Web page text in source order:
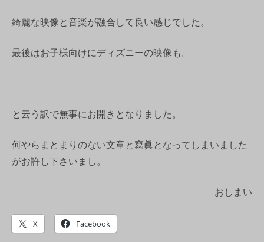
綺麗な映像と音楽が融合して良い感じでした。
最後はお子様向けにディズニーの映像も。
と云う訳で無事にお開きとなりました。
何やらまとまりのない文章と寫眞となってしまいました
がお許し下さいまし。
おしまい
X Facebook